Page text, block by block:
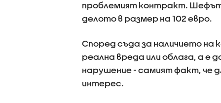
проблемият контракт. Шефът
делото в размер на 102 евро.
Според съда за наличието на
реална вреда или облага, а е
нарушение - самият факт, че
интерес.